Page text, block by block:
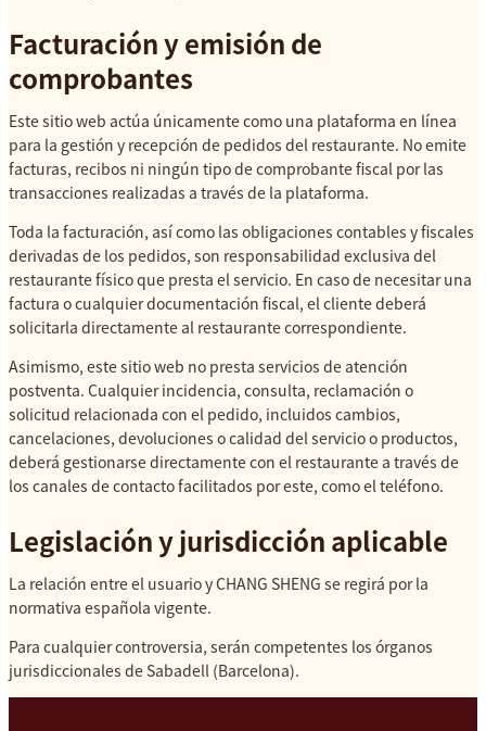
Facturación y emisión de
comprobantes
Este sitio web actúa únicamente como una plataforma en línea
para la gestión y recepción de pedidos del restaurante. No emite
facturas, recibos ni ningún tipo de comprobante fiscal por las
transacciones realizadas a través de la plataforma.
Toda la facturación, así como las obligaciones contables y fiscales
derivadas de los pedidos, son responsabilidad exclusiva del
restaurante físico que presta el servicio. En caso de necesitar una
factura o cualquier documentación fiscal, el cliente deberá
solicitarla directamente al restaurante correspondiente.
Asimismo, este sitio web no presta servicios de atención
postventa. Cualquier incidencia, consulta, reclamación o
solicitud relacionada con el pedido, incluidos cambios,
cancelaciones, devoluciones o calidad del servicio o productos,
deberá gestionarse directamente con el restaurante a través de
los canales de contacto facilitados por este, como el teléfono.
Legislación y jurisdicción aplicable
La relación entre el usuario y CHANG SHENG se regirá por la
normativa española vigente.
Para cualquier controversia, serán competentes los órganos
jurisdiccionales de Sabadell (Barcelona).